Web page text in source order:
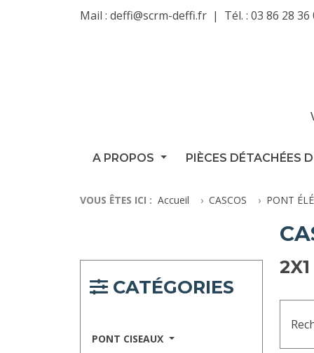
Mail : deffi@scrm-deffi.fr Tél. : 03 86 28 36
A PROPOS PIÈCES DÉTACHÉES
VOUS ÊTES ICI : Accueil CASCOS PONT
CATÉGORIES
PONT CISEAUX
2X1